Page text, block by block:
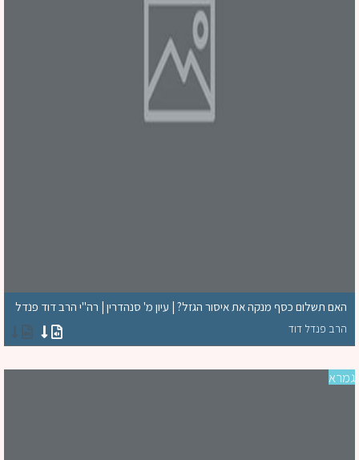
האם תשלום כסף מנקה את איסור הגזל? | עיון מ' סנהדרין | רה"י הרב דוד פנדל
הרב פנדל דוד